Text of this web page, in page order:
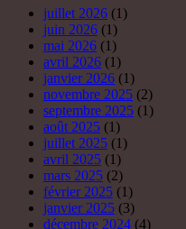
décembre 2024
novembre 2024
octobre 2024
septembre 2024
août 2024(3)
juillet 2024(5)
juin 2024(3)
mai 2024(4)
avril 2024(2)
mars 2024(4)
février 2024(6)
janvier 2024 (5)
décembre 2023(11)
novembre 2023(5)